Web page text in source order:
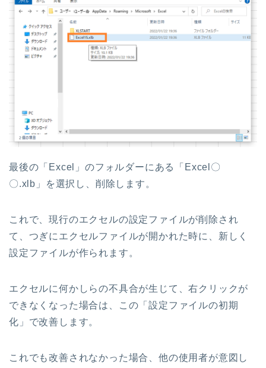
最後の「Excel」のフォルダーにある「Excel〇
〇.xlb」を選択し、削除します。
これで、現行のエクセルの設定ファイルが削除され
て、つぎにエクセルファイルが開かれた時に、新しく
設定ファイルが作られます。
エクセルに何かしらの不具合が生じて、右クリックが
できなくなった場合は、この「設定ファイルの初期
化」で改善します。
これでも改善されなかった場合、他の使用者が意図し